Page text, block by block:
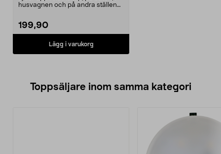
husvagnen och på andra ställen
199,90
Lägg i varukorg
Toppsäljare inom samma kategori